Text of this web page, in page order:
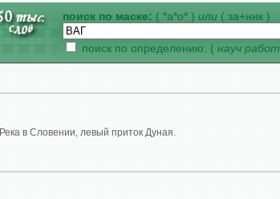
поиск по маске: ( *а*о* ) или ( за+ник )
поиск по определению: ( науч работ
Река в Словении, левый приток Дуная.